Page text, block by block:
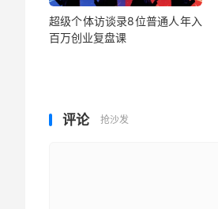
超级个体访谈录8位普通人年入
百万创业复盘课
评论 抢沙发